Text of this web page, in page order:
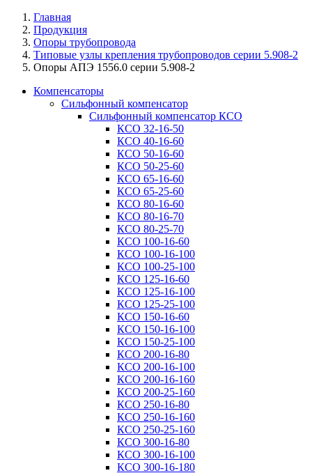
Главная
Продукция
Опоры трубопровода
Типовые узлы крепления трубопроводов серии 5.908-2
Опоры АПЭ 1556.0 серии 5.908-2
Компенсаторы
Сильфонный компенсатор
Сильфонный компенсатор КСО
КСО 32-16-50
КСО 40-16-60
КСО 50-16-60
КСО 50-25-60
КСО 65-16-60
КСО 65-25-60
КСО 80-16-60
КСО 80-16-70
КСО 80-25-70
КСО 100-16-60
КСО 100-16-100
КСО 100-25-100
КСО 125-16-60
КСО 125-16-100
КСО 125-25-100
КСО 150-16-60
КСО 150-16-100
КСО 150-25-100
КСО 200-16-80
КСО 200-16-100
КСО 200-16-160
КСО 200-25-160
КСО 250-16-80
КСО 250-16-160
КСО 250-25-160
КСО 300-16-80
КСО 300-16-100
КСО 300-16-180